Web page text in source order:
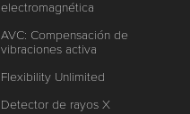
electromagnética
AVC: Compensación de
vibraciones activa
Flexibility Unlimited
Detector de rayos X